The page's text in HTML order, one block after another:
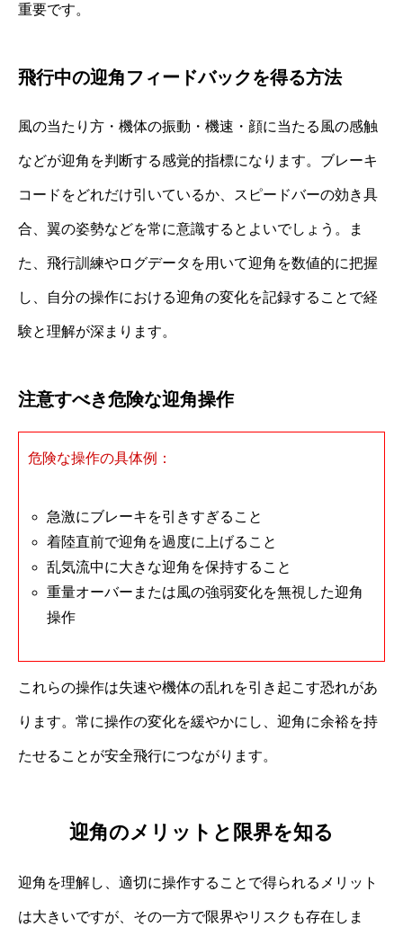
重要です。
飛行中の迎角フィードバックを得る方法
風の当たり方・機体の振動・機速・顔に当たる風の感触
などが迎角を判断する感覚的指標になります。ブレーキ
コードをどれだけ引いているか、スピードバーの効き具
合、翼の姿勢などを常に意識するとよいでしょう。ま
た、飛行訓練やログデータを用いて迎角を数値的に把握
し、自分の操作における迎角の変化を記録することで経
験と理解が深まります。
注意すべき危険な迎角操作
危険な操作の具体例：
急激にブレーキを引きすぎること
着陸直前で迎角を過度に上げること
乱気流中に大きな迎角を保持すること
重量オーバーまたは風の強弱変化を無視した迎角
操作
これらの操作は失速や機体の乱れを引き起こす恐れがあ
ります。常に操作の変化を緩やかにし、迎角に余裕を持
たせることが安全飛行につながります。
迎角のメリットと限界を知る
迎角を理解し、適切に操作することで得られるメリット
は大きいですが、その一方で限界やリスクも存在しま